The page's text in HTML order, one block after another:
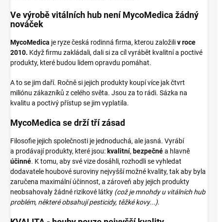
Ve výrobě vitálních hub není MycoMedica žádný
nováček
MycoMedica je ryze česká rodinná firma, kterou založiliv roce
2010. Když firmu zakládali, dali si za cíl vyrábět kvalitní a poctivé
produkty, které budou lidem opravdu pomáhat.
A to se jim daří. Ročně si jejich produkty koupí více jak čtvrt
miliónu zákazníků z celého světa. Jsou za to rádi. Sázka na
kvalitu a poctivý přístup se jim vyplatila.
MycoMedica se drží tří zásad
Filosofie jejich společnosti je jednoduchá, ale jasná. Vyrábí
a prodávají produkty, které jsou: kvalitní, bezpečnéa hlavně
účinné. K tomu, aby své vize dosáhli, rozhodli se vyhledat
dodavatele houbové suroviny nejvyšší možné kvality, tak aby byla
zaručena maximální účinnost, a zároveň aby jejich produkty
neobsahovaly žádné rizikové látky (což je mnohdy u vitálních hub
problém, některé obsahují pesticidy, těžké kovy...).